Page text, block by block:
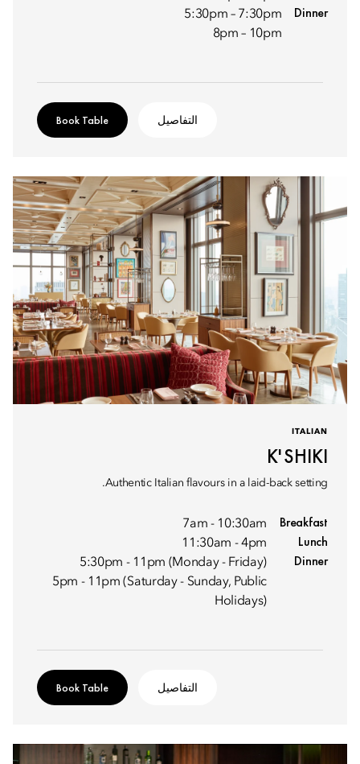
Dinner
5:30pm – 7:30pm
8pm – 10pm
التفاصيل Book Table
ITALIAN
K'SHIKI
Authentic Italian flavours in a laid-back setting.
Breakfast
7am - 10:30am
Lunch
11:30am - 4pm
Dinner
5:30pm - 11pm (Monday - Friday)
5pm - 11pm (Saturday - Sunday, Public
Holidays)
التفاصيل Book Table